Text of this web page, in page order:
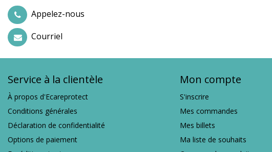
Appelez-nous
Courriel
Service à la clientèle
À propos d'Ecareprotect
Conditions générales
Déclaration de confidentialité
Options de paiement
Mon compte
S'inscrire
Mes commandes
Mes billets
Ma liste de souhaits